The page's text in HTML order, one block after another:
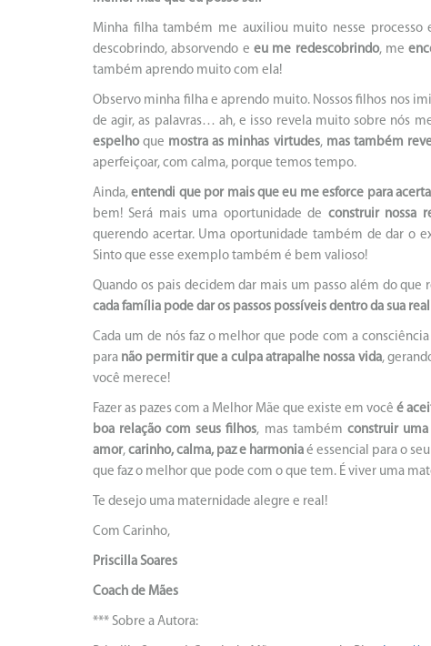
Minha filha também me auxiliou muito nesse processo
descobrindo, absorvendo e eu me redescobrindo, me
também aprendo muito com ela!
Observo minha filha e aprendo muito. Nossos filhos nos
de agir, as palavras… ah, e isso revela muito sobre nós
espelhoque mostra as minhas virtudes, mas também
aperfeiçoar, com calma, porque temos tempo.
Ainda,entendi que por mais que eu me esforce para
bem! Será mais uma oportunidade de construir nossa
querendo acertar. Uma oportunidade também de dar o
Sinto que esse exemplo também é bem valioso!
Quando os pais decidem dar mais um passo além do que
cada família pode dar os passos possíveis dentro da sua
Cada um de nós faz o melhor que pode com a
para não permitir que a culpa atrapalhe nossa vida,
você merece!
Fazer as pazes com a Melhor Mãe que existe em você é
boa relação com seus filhos, mas também construir
amor, carinho, calma, paz e harmonia é essencial para o
que faz o melhor que pode com o que tem. É viver uma
Te desejo uma maternidade alegre e real!
Com Carinho,
Priscilla Soares
Coach de Mães
*** Sobre a Autora: